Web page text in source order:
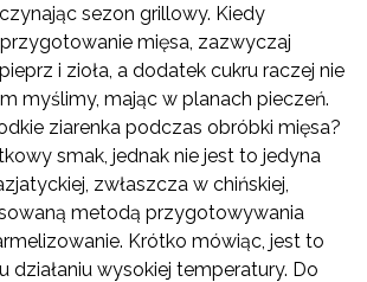
sezon grillowy. Kiedy
mięsa, zazwyczaj
i zioła, a dodatek cukru raczej nie
myślimy, mając w planach pieczeń.
ziarenka podczas obróbki mięsa?
smak, jednak nie jest to jedyna
zwłaszcza w chińskiej,
metodą przygotowywania
Krótko mówiąc, jest to
działaniu wysokiej temperatury. Do